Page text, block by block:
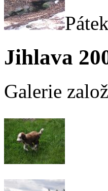
Jihlava
Galerie